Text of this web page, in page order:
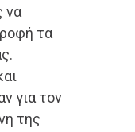
να
τα
για τον
της